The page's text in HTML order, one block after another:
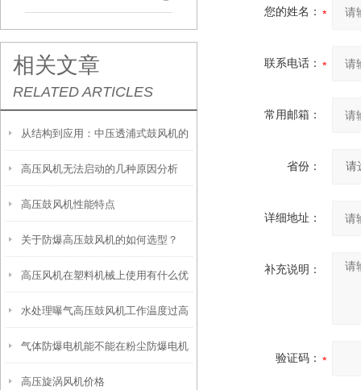
相关文章
RELATED ARTICLES
从结构到应用：中压透浦式鼓风机的
特点与使用指南
高压风机无法启动的几种原因分析
高压鼓风机性能特点
关于防爆高压鼓风机的如何选型？
高压风机在塑料机械上使用有什么优
势
水处理曝气高压鼓风机工作温度过高
的原因和应对措施
气体防爆电机能不能在粉尘防爆电机
的环境
高压旋涡风机价格
您的姓名：
联系电话：
常用邮箱：
省份：
详细地址：
补充说明：
验证码：